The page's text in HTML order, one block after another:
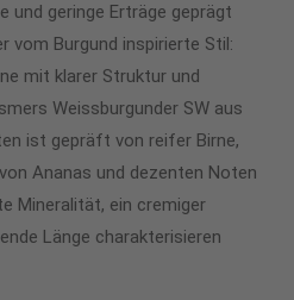
und geringe Erträge geprägt
vom Burgund inspirierte Stil:
mit klarer Struktur und
Weissburgunder SW aus
ist gepräft von reifer Birne,
Ananas und dezenten Noten
Mineralität, ein cremiger
Länge charakterisieren